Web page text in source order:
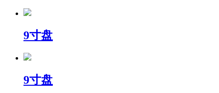
9寸盘
9寸盘